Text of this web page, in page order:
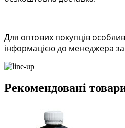
Для оптових покупців
інформацією до менеджера
Рекомендовані